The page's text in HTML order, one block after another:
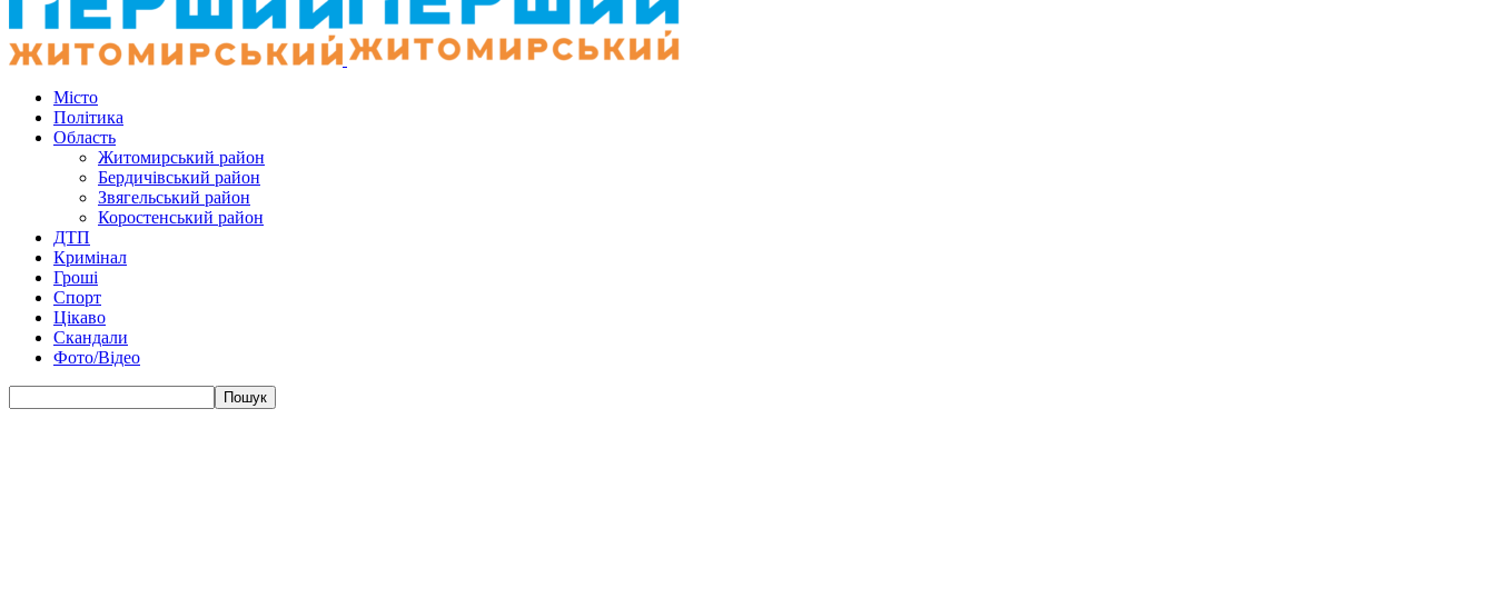
Місто
Політика
Область
Житомирський район
Бердичівський район
Звягельський район
Коростенський район
ДТП
Кримінал
Гроші
Спорт
Цікаво
Скандали
Фото/Відео